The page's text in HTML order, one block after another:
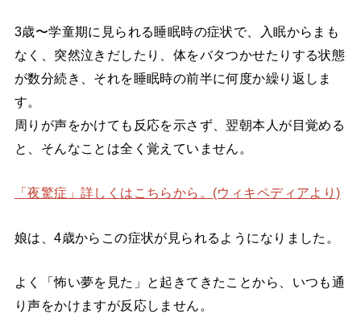
3歳〜学童期に見られる睡眠時の症状で、入眠からまも
なく、突然泣きだしたり、体をバタつかせたりする状態
が数分続き、それを睡眠時の前半に何度か繰り返しま
す。
周りが声をかけても反応を示さず、翌朝本人が目覚める
と、そんなことは全く覚えていません。
「夜驚症」詳しくはこちらから。(ウィキペディアより)
娘は、4歳からこの症状が見られるようになりました。
よく「怖い夢を見た」と起きてきたことから、いつも通
り声をかけますが反応しません。